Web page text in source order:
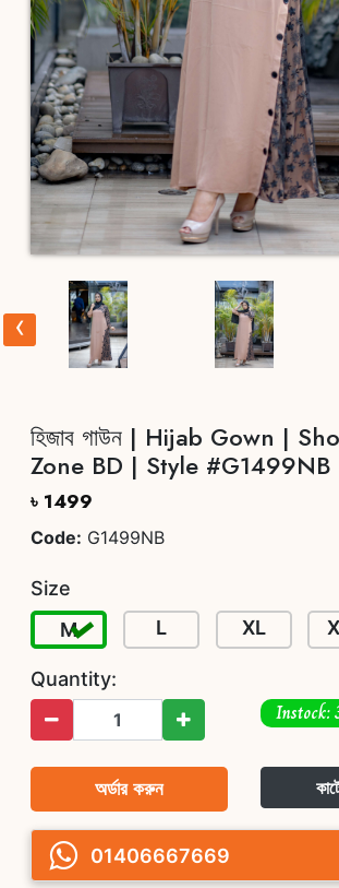
‹
হিজাব গাউন | Hijab Gown |
Zone BD | Style #G1499NB
৳ 1499
Code: G1499NB
Size
M
L XL
Quantity:
Instock:
অর্ডার করুন
01406667669